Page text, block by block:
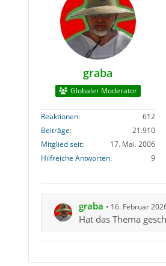
graba
Globaler Moderator
Reaktionen
612
Beiträge
21.910
Mitglied seit
17. Mai. 2006
Hilfreiche Antworten
9
graba 16. Februar
Hat das Thema